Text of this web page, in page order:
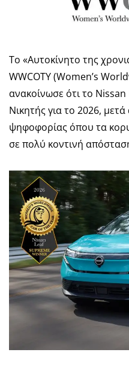
Το «Αυτοκίνητο της
WWCOTY (Women’s
ανακοίνωσε ότι το
Νικητής για το 2026,
ψηφοφορίας όπου τα
σε πολύ κοντινή